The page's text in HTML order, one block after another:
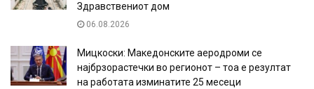
Здравствениот дом
06.08.2026
Мицкоски: Македонските аеродроми се
најбрзорастечки во регионот – тоа е резултат
на работата изминатите 25 месеци